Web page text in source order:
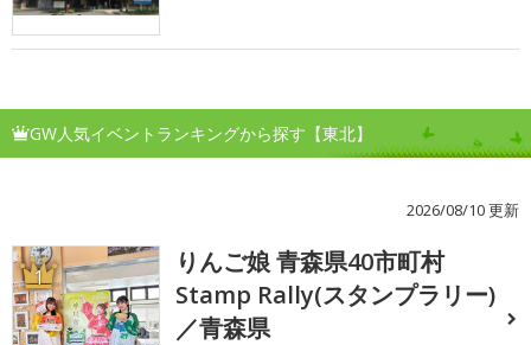
GW人気イベントランキングから探す【東北】
2026/08/10 更新
1
りんご娘 青森県40市町村
Stamp Rally(スタンプラリー)
／青森県